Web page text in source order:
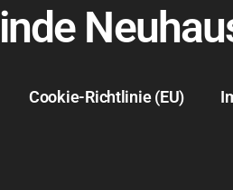
Cookie-Richtlinie (EU)